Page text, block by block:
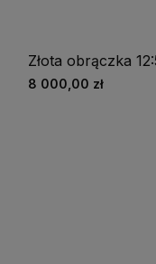
Złota obrączka
8 000,00 zł